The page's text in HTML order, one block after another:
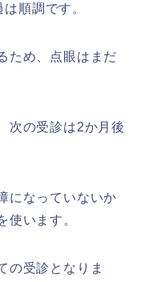
順調です。
ため、点眼はまだ
次の受診は2か月後
になっていないか
使います。
の受診となりま